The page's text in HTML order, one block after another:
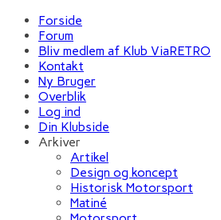
Forside
Forum
Bliv medlem af Klub ViaRETRO
Kontakt
Ny Bruger
Overblik
Log ind
Din Klubside
Arkiver
Artikel
Design og koncept
Historisk Motorsport
Matiné